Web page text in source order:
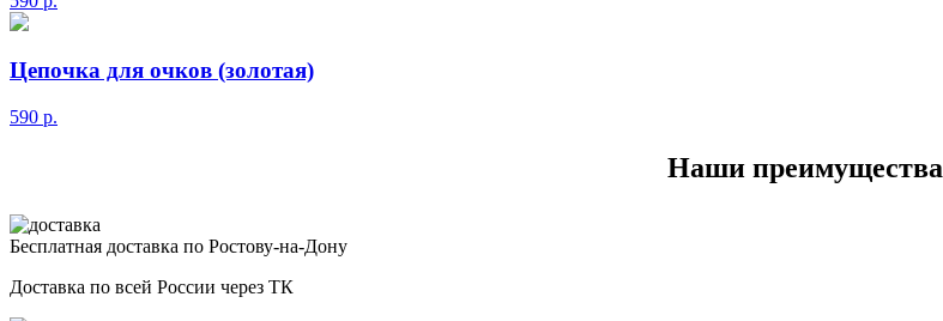
Цепочка для очков (золотая)
590 р.
Наши преимущества
Бесплатная доставка по Ростову-на-Дону
Доставка по всей России через ТК